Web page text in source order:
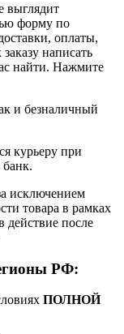
выглядит
форму по
оплаты,
написать
найти. Нажмите
и безналичный
курьеру при
исключением
товара в рамках
после
РФ:
ПОЛНОЙ